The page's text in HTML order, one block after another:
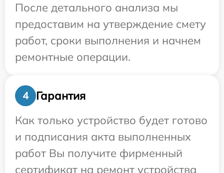
После детального анализа мы
предоставим на утверждение смету
работ, сроки выполнения и начнем
ремонтные операции.
4
Гарантия
Как только устройство будет готово
и подписания акта выполненных
работ Вы получите фирменный
сертификат на ремонт устройства